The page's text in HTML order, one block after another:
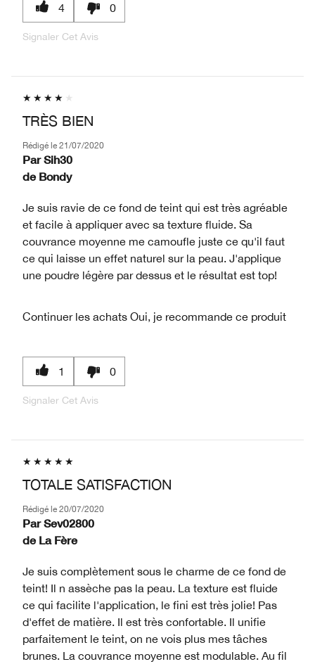
4 0
Signaler Cet Avis
TRÈS BIEN
Rédigé le 21/07/2020
Par Sih30
de Bondy
Je suis ravie de ce fond de teint qui est très agréable
et facile à appliquer avec sa texture fluide. Sa
couvrance moyenne me camoufle juste ce qu'il faut
ce qui laisse un effet naturel sur la peau. J'applique
une poudre légère par dessus et le résultat est top!
Continuer les achats Oui, je recommande ce produit
1 0
Signaler Cet Avis
TOTALE SATISFACTION
Rédigé le 20/07/2020
Par Sev02800
de La Fère
Je suis complètement sous le charme de ce fond de
teint! Il n assèche pas la peau. La texture est fluide
ce qui facilite l'application, le fini est très jolie! Pas
d'effet de matière. Il est très confortable. Il unifie
parfaitement le teint, on ne vois plus mes tâches
brunes. La couvrance moyenne est modulable. Au fil